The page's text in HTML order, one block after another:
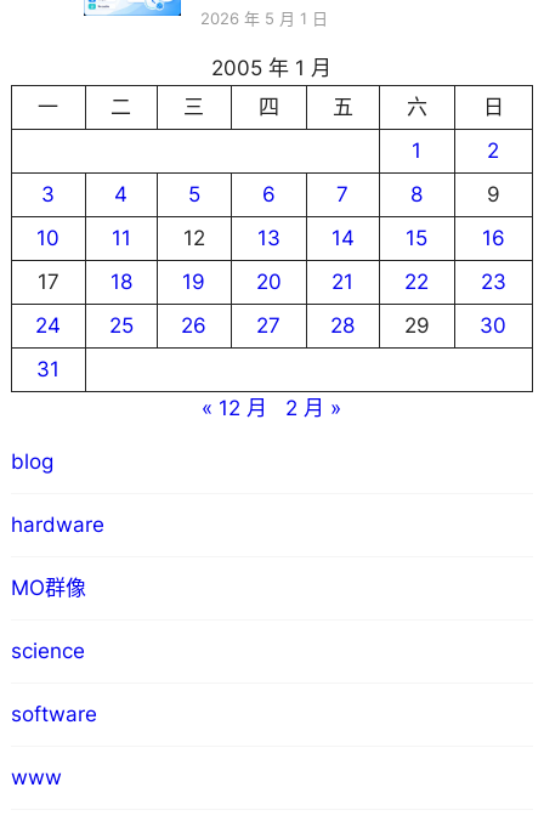
2026 年 5 月 1 日
2005 年 1 月
一
二 三 四 五 六
日
1
2
3
4 5 6 7 8
9
10
11 12 13 14 15
16
17
18 19 20 21 22
23
24
25 26 27 28 29
30
31
« 12 月
2 月 »
blog
hardware
MO群像
science
software
www